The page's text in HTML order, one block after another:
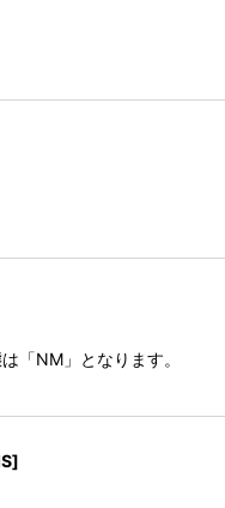
「NM」となります。